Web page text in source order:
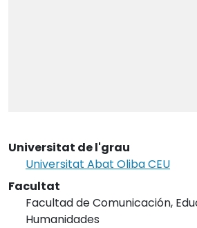
Universitat de l'grau
Universitat Abat Oliba CEU
Facultat
Facultad de Comunicación,
Humanidades